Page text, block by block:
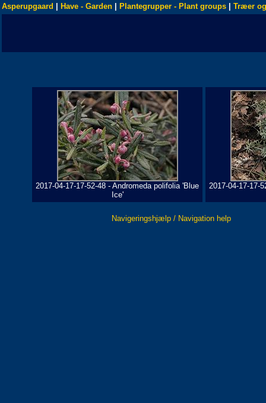
Asperupgaard Have - Garden Plantegrupper - Plant groups Træer
2017-04-17-17-52-48 - Andromeda polifolia 'Blue
Ice'
2017-04-17-17-
Navigeringshjælp / Navigation help